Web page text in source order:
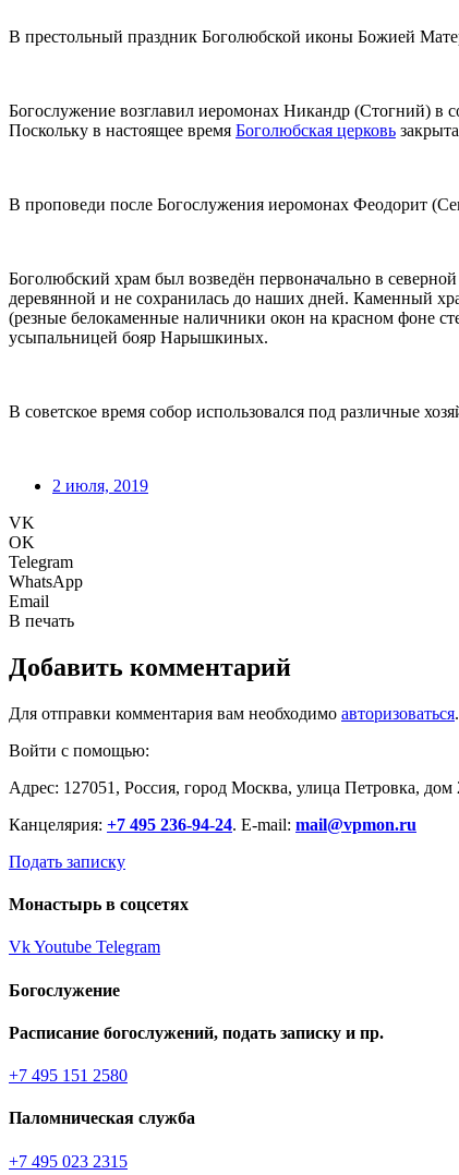
В престольный праздник Боголюбской иконы Божией
Богослужение возглавил иеромонах Никандр (Стогний) в
Поскольку в настоящее время Боголюбская церковь
В проповеди после Богослужения иеромонах Феодорит
Боголюбский храм был возведён первоначально в
деревянной и не сохранилась до наших дней. Каменный
(резные белокаменные наличники окон на красном фоне
усыпальницей бояр Нарышкиных.
В советское время собор использовался под различные
2 июля, 2019
VK
OK
Telegram
WhatsApp
Email
В печать
Добавить комментарий
Для отправки комментария вам необходимо авторизоваться.
Войти с помощью:
Адрес: 127051, Россия, город Москва, улица Петровка, дом
Канцелярия: +7 495 236-94-24. E-mail: mail@vpmon.ru
Подать записку
Монастырь в соцсетях
VkYoutube Telegram
Богослужение
Расписание богослужений, подать записку и пр.
+7 495 151 2580
Паломническая служба
+7 495 023 2315